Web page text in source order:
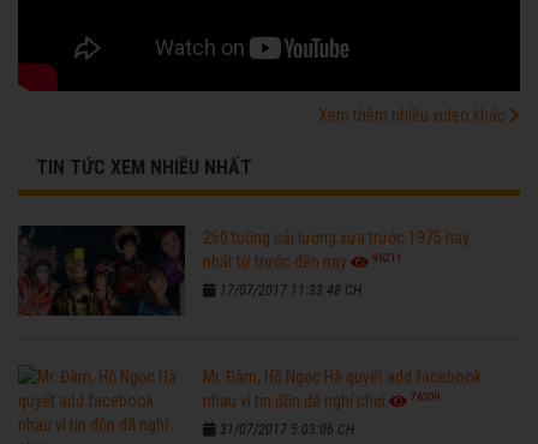
Xem thêm nhiều video khác
TIN TỨC XEM NHIỀU NHẤT
260 tuồng cải lương xưa trước 1975 hay
nhất từ trước đến nay
96211
17/07/2017 11:33:48 CH
Mr. Đàm, Hồ Ngọc Hà quyết add facebook
nhau vì tin đồn đã nghỉ chơi
76309
31/07/2017 5:03:06 CH